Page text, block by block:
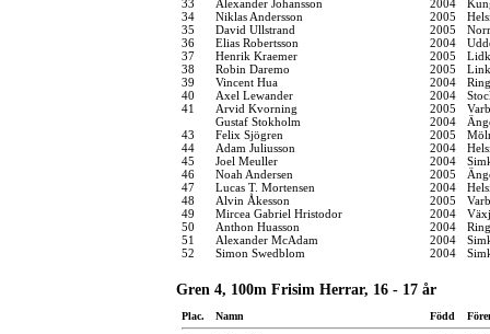
33
Alexander Johansson 2004
34
Niklas Andersson 2005
35
David Ullstrand 2005
36
Elias Robertsson 2004
37
Henrik Kraemer 2005
38
Robin Daremo 2005
39
Vincent Hua 2004
40
Axel Lewander 2004
41
Arvid Kvorning 2005
Gustaf Stokholm
2004
43
Felix Sjögren 2005
44
Adam Juliusson 2004
45
Joel Meuller 2004
46
Noah Andersen 2005
47
Lucas T. Mortensen 2004
48
Alvin Åkesson 2005
49
Mircea Gabriel Hristodor 2004
50
Anthon Huasson 2004
51
Alexander McAdam 2004
52
Simon Swedblom 2004
Gren 4, 100m Frisim Herrar, 16 - 17 år
Plac. Namn Född